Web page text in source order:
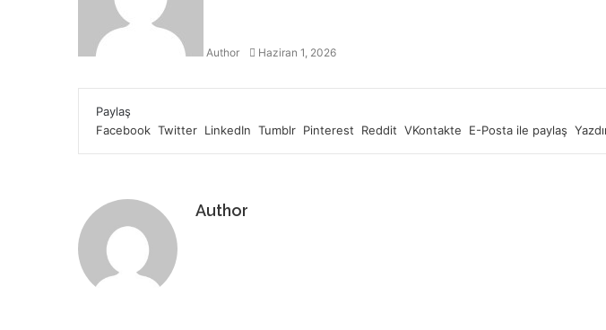
Author Haziran 1, 2026
Paylaş
Facebook Twitter LinkedIn Tumblr Pinterest Reddit VKontakte E-Posta ile paylaş
Author